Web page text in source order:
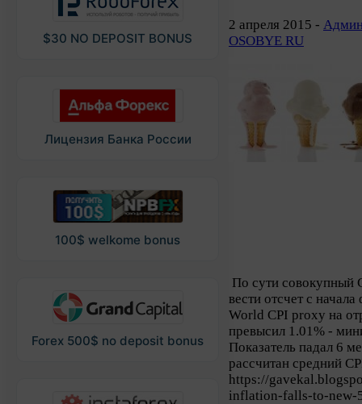
$30 NO DEPOSIT BONUS
Лицензия Банка России
100$ welkome bonus
Forex 500$ no deposit bonus
2 апреля 2015 -
OSOBYE RU
По сути совокупный
вести отсчет с
World CPI proxy на
превысил 1.01% -
Показатель падал 6
рассчитан средний
https://
inflation-falls-to-new-